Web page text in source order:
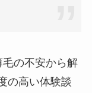
の不安から解
の高い体験談